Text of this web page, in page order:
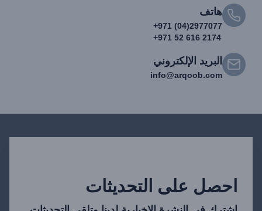
هاتف
+971 (04)2977077
+971 52 616 2174
البريد الإلكتروني
info@arqoob.com
احصل على التحديثات